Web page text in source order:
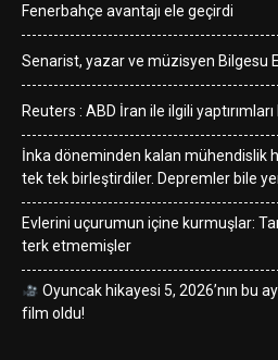
Fenerbahçe avantajı ele geçirdi
Senarist, yazar ve müzisyen Bilgesu
Reuters : ABD İran ile ilgili yaptırımları
İnka döneminden kalan mühendislik
tek tek birleştirdiler. Depremler bile
Evlerini uçurumun içine kurmuşlar:
terk etmemişler
Oyuncak hikayesi 5, 2026’nın bu
film oldu!